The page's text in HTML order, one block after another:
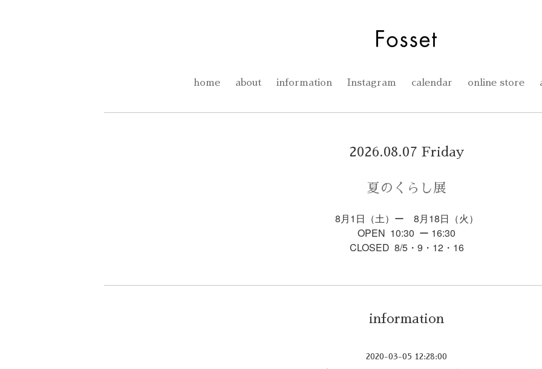
home about information Instagram calendar online store
2026.08.07 Friday
夏のくらし展
8月1日（土）ー 8月18日（火）
OPEN 10:30 ー 16:30
CLOSED 8/5・9・12・16
information
2020-03-05 12:28:00